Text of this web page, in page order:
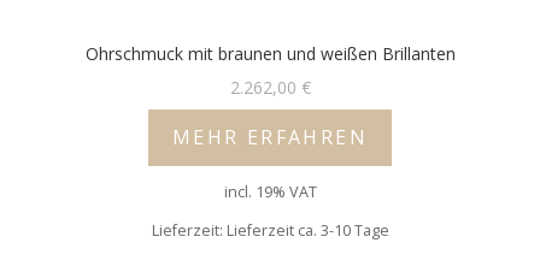
Ohrschmuck mit braunen und weißen Brillanten
2.262,00 €
MEHR ERFAHREN
incl. 19% VAT
Lieferzeit: Lieferzeit ca. 3-10 Tage